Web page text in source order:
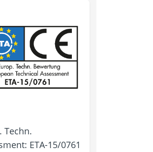
Techn.
ETA-15/0761